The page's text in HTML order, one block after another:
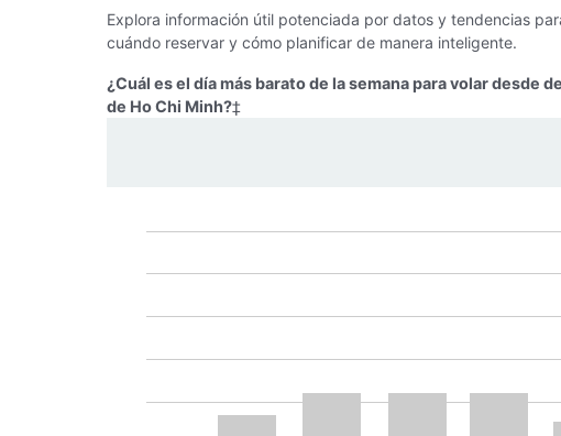
Explora información útil potenciada por datos y tendencias
cuándo reservar y cómo planificar de manera inteligente.
¿Cuál es el día más barato de la semana para volar desde
de Ho Chi Minh?‡